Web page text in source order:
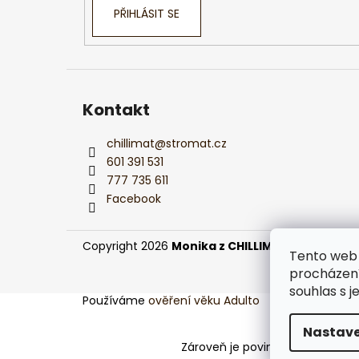
Tento
souhlas s
PŘIHLÁSIT SE
Kontakt
chillimat@stromat.cz
601 391 531
777 735 611
Facebook
Copyright 2026 Monika z CHILLIMATu . Všechna
Používáme ověření věku Adulto
Podle
Zároveň je povinen